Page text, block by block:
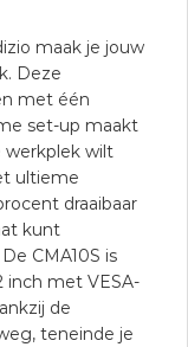
maak je jouw
Deze
met één
set-up maakt
werkplek wilt
ultieme
draaibaar
kunt
CMA10S is
inch met VESA-
de
teneinde je